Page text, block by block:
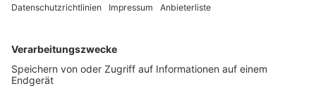
TOP-VEREINE